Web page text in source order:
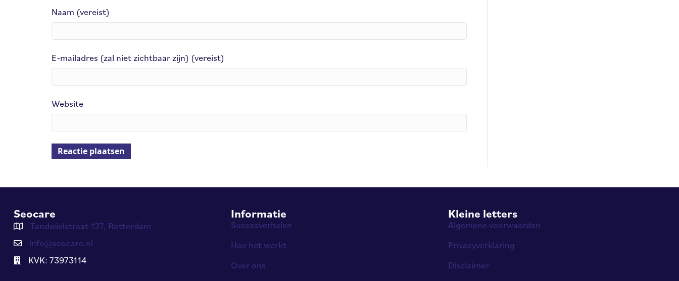
Naam (vereist)
E-mailadres (zal niet zichtbaar zijn) (vereist)
Website
Seocare
Tandwielstraat 127, Rotterdam
info@seocare.nl
KVK: 73973114
Informatie
Succesverhalen
Hoe het werkt
Over ons
Kleine letters
Algemene voorwaarden
Privacyverklaring
Disclaimer